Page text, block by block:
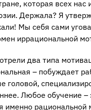
которая всех нас
Держала? Я
Мы себя сами
иррациональной
два типа
– побуждает
головой,
Любое обучение –
именно рациональной